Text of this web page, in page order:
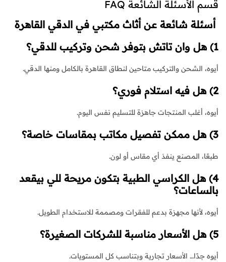
قسم الأسئلة الشائعة FAQ
أسئلة شائعة عن أثاث مكتبي في الدقي القاهرة
1) هل وان تاتش بتوفر شحن وتركيب للدقي؟
أيوه، الشحن والتركيب متاحين لنطاق القاهرة بالكامل ومنها الدقي.
2) هل فيه استلام فوري؟
أيوه، أغلب المنتجات جاهزة للتسليم نفس اليوم.
3) هل ممكن تفصيل مكاتب بمقاسات خاصة؟
طبعًا، المصنع ينفذ أي مقاس أو لون.
4) هل الكراسي الطبية بتكون مريحة للي بيقعد
بالساعات؟
أيوه، لأنها مجهزة بدعم للفقرات ومصممة للاستخدام الطويل.
5) هل الأسعار مناسبة للشركات الصغيرة؟
أيوه جدًا… الأسعار تجارية وبتناسب كل المستويات.